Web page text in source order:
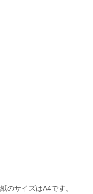
のサイズはA4です。